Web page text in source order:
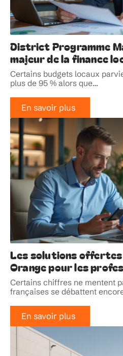
District Programme
majeur de la finance
Certains budgets locaux
plus de 95 % alors que…
En savoir plus
Les solutions
Orange pour les
Certains chiffres ne mentent
françaises se débattent
En savoir plus